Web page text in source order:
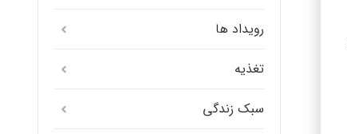
رویداد ها
تغذیه
سبک زندگی